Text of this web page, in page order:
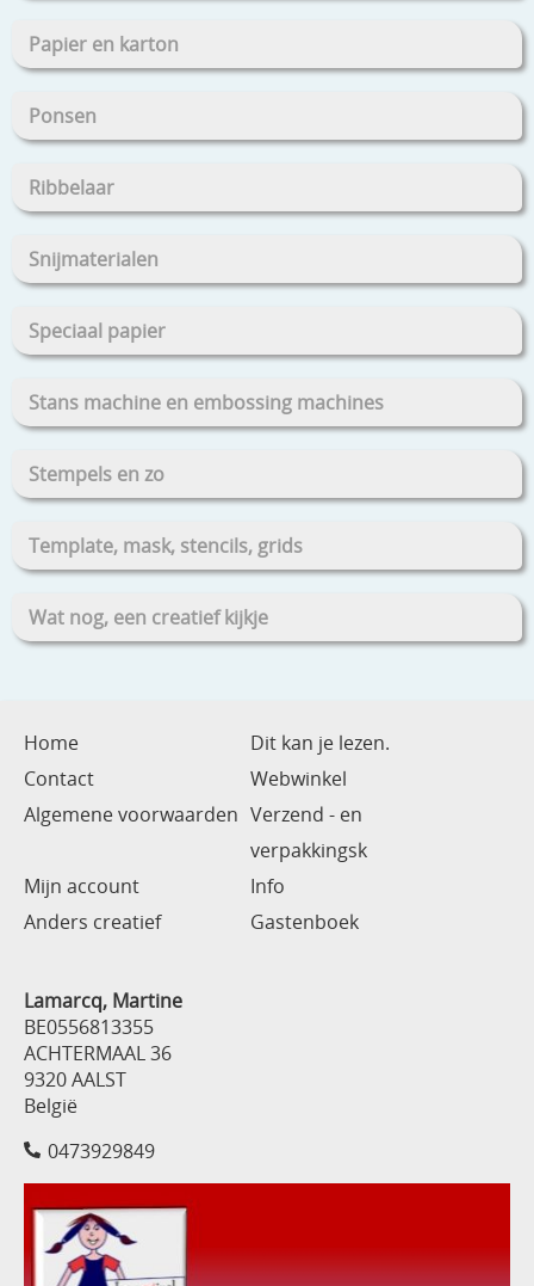
Papier en karton
Ponsen
Ribbelaar
Snijmaterialen
Speciaal papier
Stans machine en embossing machines
Stempels en zo
Template, mask, stencils, grids
Wat nog, een creatief kijkje
Home
Dit kan je lezen.
Contact
Webwinkel
Algemene voorwaarden Verzend - en
verpakkingsk
Mijn account
Info
Anders creatief
Gastenboek
Lamarcq, Martine
BE0556813355
ACHTERMAAL 36
9320 AALST
België
0473929849